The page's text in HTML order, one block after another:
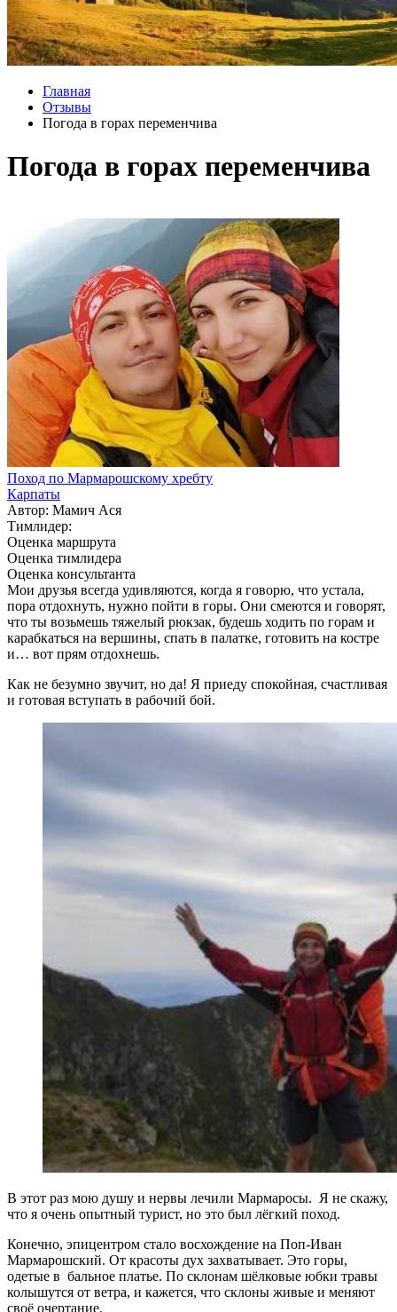
Главная
Отзывы
Погода в горах переменчива
Погода в горах переменчива
Поход по Мармарошскому хребту
Карпаты
Автор: Мамич Ася
Тимлидер:
Оценка маршрута
Оценка тимлидера
Оценка консультанта
Мои друзья всегда удивляются, когда я говорю, что устала,
пора отдохнуть, нужно пойти в горы. Они смеются и говорят,
что ты возьмешь тяжелый рюкзак, будешь ходить по горам и
карабкаться на вершины, спать в палатке, готовить на костре
и… вот прям отдохнешь.
Как не безумно звучит, но да! Я приеду спокойная, счастливая
и готовая вступать в рабочий бой.
В этот раз мою душу и нервы лечили Мармаросы. Я не скажу,
что я очень опытный турист, но это был лёгкий поход.
Конечно, эпицентром стало восхождение на Поп-Иван
Мармарошский. От красоты дух захватывает. Это горы,
одетые в бальное платье. По склонам шёлковые юбки травы
колышутся от ветра, и кажется, что склоны живые и меняют
своё очертание.